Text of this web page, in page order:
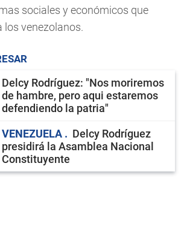
sociales y económicos que
los venezolanos.
Delcy Rodríguez: "Nos moriremos
de hambre, pero aqui estaremos
defendiendo la patria"
VENEZUELA
Delcy Rodríguez
presidirá la Asamblea Nacional
Constituyente